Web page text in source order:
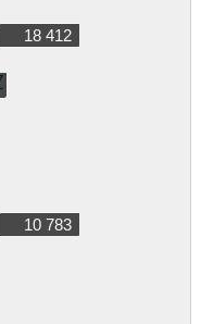
18 412
10 783